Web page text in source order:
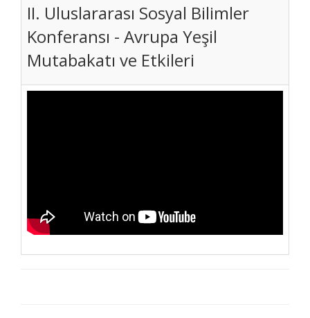
II. Uluslararası Sosyal Bilimler
Konferansı - Avrupa Yeşil
Mutabakatı ve Etkileri